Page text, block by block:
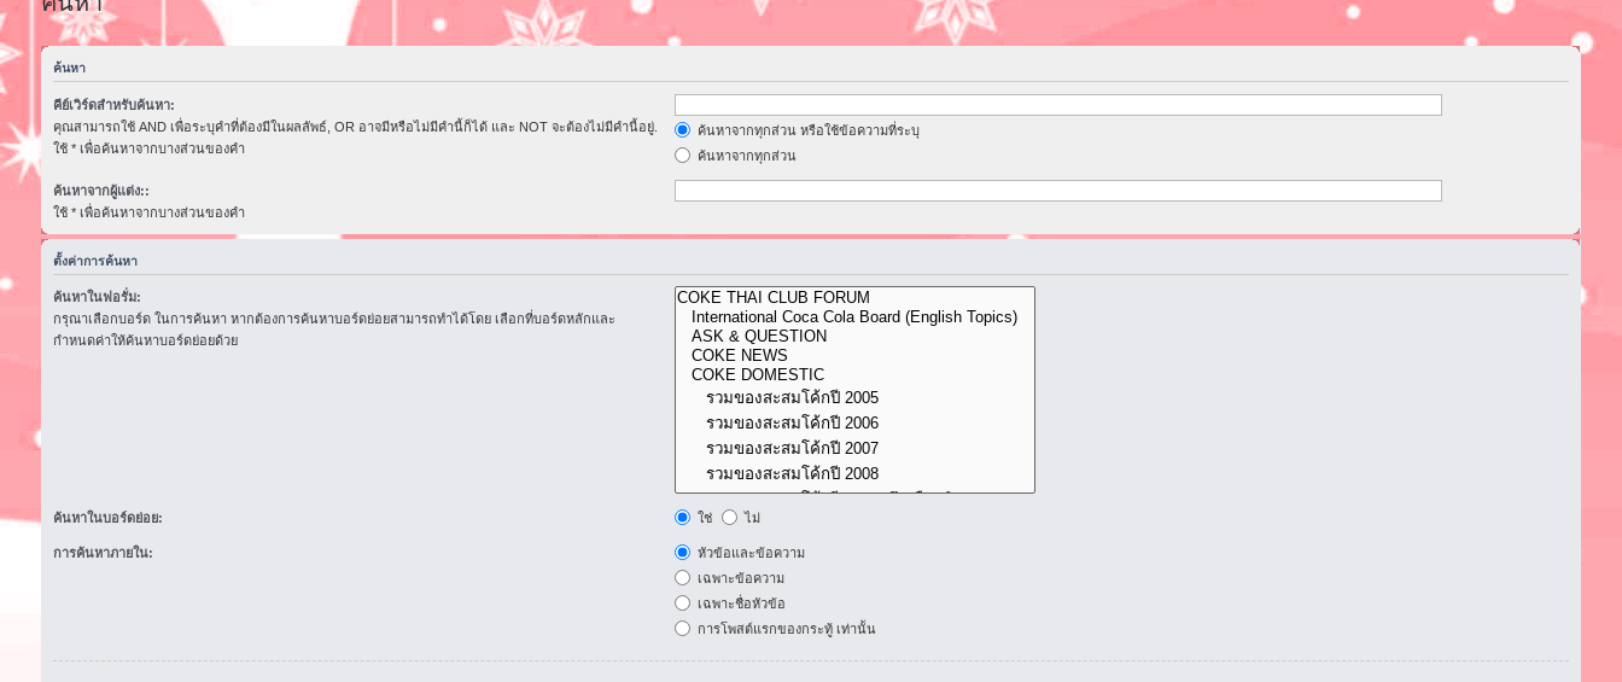
ค้นหา
คีย์เวิร์ดสำหรับค้นหา:
คุณสามารถใช้ AND เพื่อระบุคำที่ต้องมีในผลลัพธ์, OR อาจมีหรือไม่มีคำนี้ก็ได้ และ NOT จะต้องไม่มีคำนี้อยู่.
ใช้ * เพื่อค้นหาจากบางส่วนของคำ
ค้นหาจากทุกส่วน หรือใช้ข้อความที่ระบุ
ค้นหาจากทุกส่วน
ค้นหาจากผู้แต่ง::
ใช้ * เพื่อค้นหาจากบางส่วนของคำ
ตั้งค่าการค้นหา
ค้นหาในฟอรั่ม:
กรุณาเลือกบอร์ด ในการค้นหา หากต้องการค้นหาบอร์ดย่อยสามารถทำได้โดย เลือกที่บอร์ดหลักและ
กำหนดค่าให้ค้นหาบอร์ดย่อยด้วย
ค้นหาในบอร์ดย่อย: ใช่ ไม่
การค้นหาภายใน:
หัวข้อและข้อความ
เฉพาะข้อความ
เฉพาะชื่อหัวข้อ
การโพสต์แรกของกระทู้ เท่านั้น